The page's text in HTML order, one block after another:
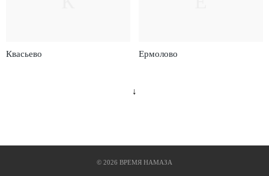
Квасьево Ермолово
↓
© 2026 ВРЕМЯ НАМАЗА